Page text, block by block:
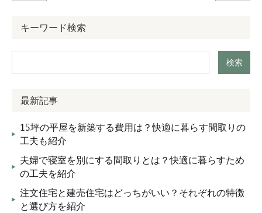
キーワード検索
検索
最新記事
15坪の平屋を新築する費用は？快適に暮らす間取りの
工夫も紹介
夫婦で寝室を別にする間取りとは？快適に暮らすため
の工夫を紹介
注文住宅と建売住宅はどっちがいい？それぞれの特徴
と選び方を紹介